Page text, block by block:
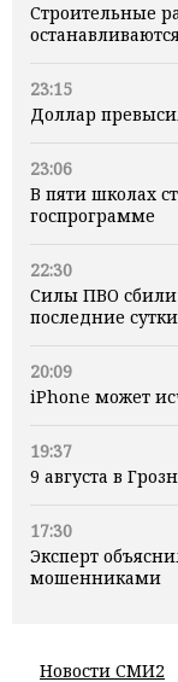
Строительные
23:15
Доллар
23:06
В пяти школах
госпрограмме
22:30
Силы ПВО сбили
последние сутки
20:09
iPhone может
19:37
9 августа в
17:30
Эксперт
мошенниками
Новости СМИ2